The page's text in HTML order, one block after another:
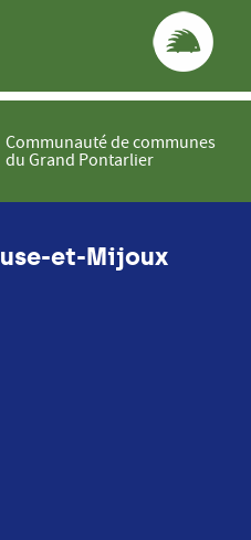
Communauté de communes
du Grand Pontarlier
et-Mijoux